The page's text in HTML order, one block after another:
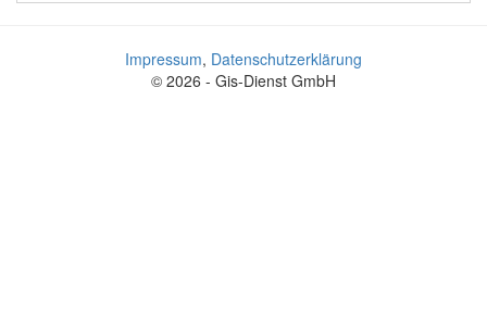
Impressum, Datenschutzerklärung
© 2026 - Gis-Dienst GmbH